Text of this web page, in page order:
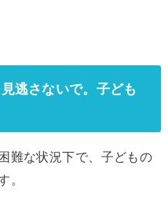
逃さないで。子ども
難な状況下で、子どもの
。